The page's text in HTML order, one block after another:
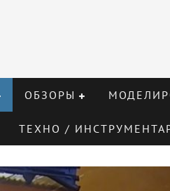
ОБЗОРЫ
ТЕХНО /